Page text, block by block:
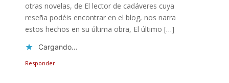
otras novelas, de El lector de cadáveres cuya
reseña podéis encontrar en el blog, nos narra
estos hechos en su última obra, El último […]
Cargando...
Responder